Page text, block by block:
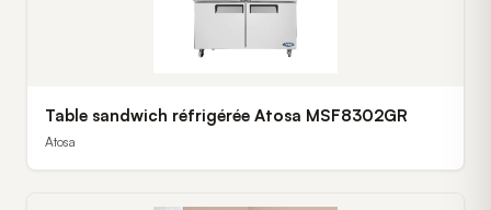
Table sandwich réfrigérée Atosa MSF8302GR
Atosa